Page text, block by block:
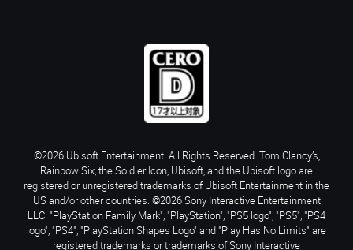
©2026 Ubisoft Entertainment. All Rights Reserved. Tom Clancy’s,
Rainbow Six, the Soldier Icon, Ubisoft, and the Ubisoft logo are
registered or unregistered trademarks of Ubisoft Entertainment in the
US and/or other countries. ©2026 Sony Interactive Entertainment
LLC. "PlayStation Family Mark", "PlayStation", "PS5 logo", "PS5", "PS4
logo", "PS4", "PlayStation Shapes Logo" and "Play Has No Limits" are
registered trademarks or trademarks of Sony Interactive